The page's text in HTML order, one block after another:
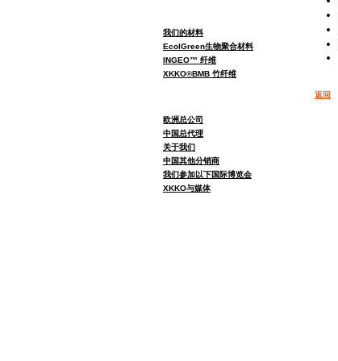
我们的材料
EcolGreen生物聚合材料
INGEO™ 纤维
XKKO®BMB 竹纤维
欧洲总公司
中国总代理
关于我们
中国其他分销商
我们参加以下国际博览会
XKKO与媒体
返回